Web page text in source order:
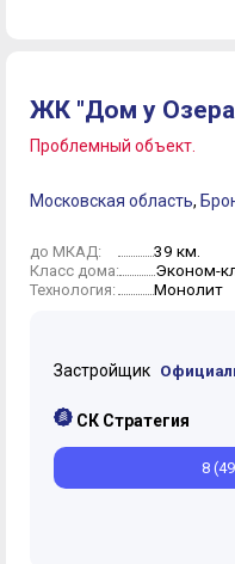
ЖК "Дом у
Проблемный объект.
Московская область,
до МКАД: 39 км.
Класс дома: Эконом-
Технология: Монолит
Застройщик
СК Стратегия
8